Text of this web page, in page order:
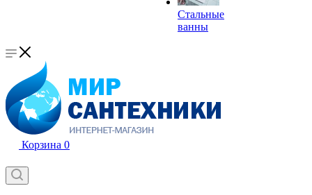
Стальные
ванны
Корзина 0